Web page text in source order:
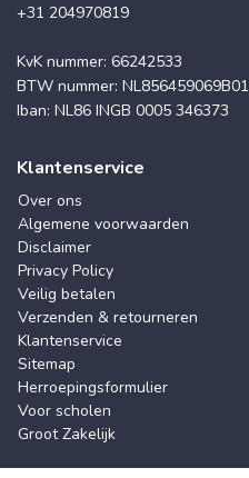
+31 204970819
KvK nummer: 66242533
BTW nummer: NL856459069B01
Iban: NL86 INGB 0005 346373
Klantenservice
Over ons
Algemene voorwaarden
Disclaimer
Privacy Policy
Veilig betalen
Verzenden & retourneren
Klantenservice
Sitemap
Herroepingsformulier
Voor scholen
Groot Zakelijk